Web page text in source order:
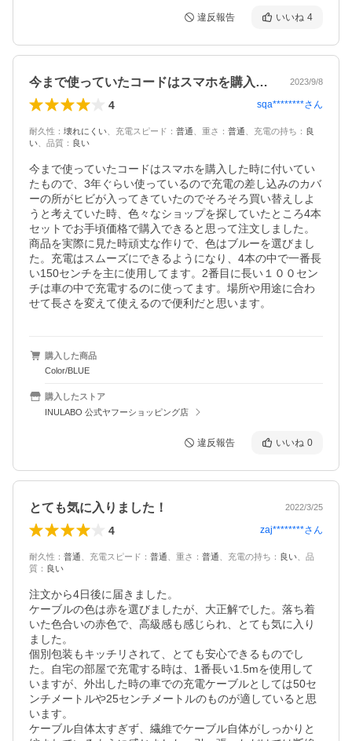
違反報告 いいね 4
今まで使っていたコードはスマホを購入し… 2023/9/8
4 sqa********さん
耐久性 ： 壊れにくい 充電スピード ： 普通 重さ ： 普通 充電の持ち ： 良
い
品質 ： 良い
今まで使っていたコードはスマホを購入した時に付いてい
たもので、3年ぐらい使っているので充電の差し込みのカバ
ーの所がヒビが入ってきていたのでそろそろ買い替えしよ
うと考えていた時、色々なショップを探していたところ4本
セットでお手頃価格で購入できると思って注文しました。
商品を実際に見た時頑丈な作りで、色はブルーを選びまし
た。充電はスムーズにできるようになり、4本の中で一番長
い150センチを主に使用してます。2番目に長い１００セン
チは車の中で充電するのに使ってます。場所や用途に合わ
せて長さを変えて使えるので便利だと思います。
購入した商品
Color/BLUE
購入したストア
INULABO 公式ヤフーショッピング店
違反報告 いいね 0
とても気に入りました！ 2022/3/25
4 zaj********さん
耐久性 ： 普通 充電スピード ： 普通 重さ ： 普通 充電の持ち ： 良い
品
質 ： 良い
注文から4日後に届きました。
ケーブルの色は赤を選びましたが、大正解でした。落ち着
いた色合いの赤色で、高級感も感じられ、とても気に入り
ました。
個別包装もキッチリされて、とても安心できるものでし
た。自宅の部屋で充電する時は、1番長い1.5mを使用して
いますが、外出した時の車での充電ケーブルとしては50セ
ンチメートルや25センチメートルのものが適していると思
います。
ケーブル自体太すぎず、繊維でケーブル自体がしっかりと